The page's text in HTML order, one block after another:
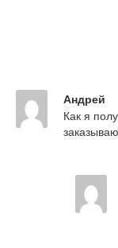
Андрей
Как я